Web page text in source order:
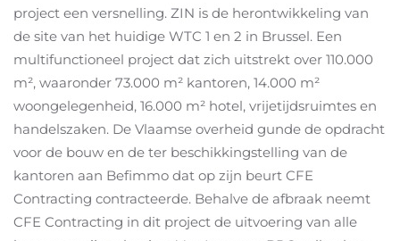
project een versnelling. ZIN is de herontwikkeling van
de site van het huidige WTC 1 en 2 in Brussel. Een
multifunctioneel project dat zich uitstrekt over 110.000
m², waaronder 73.000 m² kantoren, 14.000 m²
woongelegenheid, 16.000 m² hotel, vrijetijdsruimtes en
handelszaken. De Vlaamse overheid gunde de opdracht
voor de bouw en de ter beschikkingstelling van de
kantoren aan Befimmo dat op zijn beurt CFE
Contracting contracteerde. Behalve de afbraak neemt
CFE Contracting in dit project de uitvoering van alle